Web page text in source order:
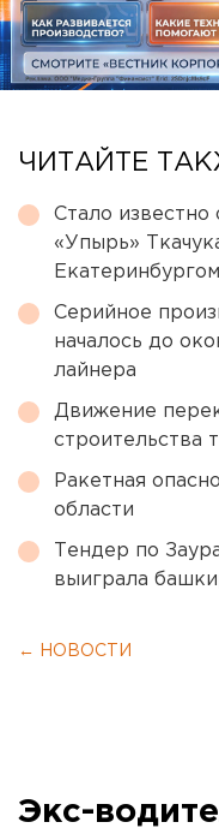
ЧИТАЙТЕ
Стало известно
«Упырь»
Екатеринбургом
Серийное
началось до
лайнера
Движение
строительства
Ракетная
области
Тендер по
выиграла
← НОВОСТИ
Экс-